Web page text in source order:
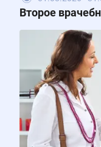
Второе